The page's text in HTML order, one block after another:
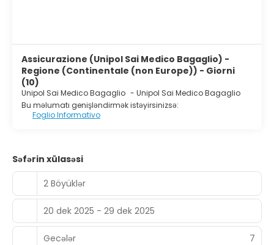
Assicurazione (Unipol Sai Medico Bagaglio) -
Regione (Continentale (non Europe)) - Giorni
(10)
Unipol Sai Medico Bagaglio - Unipol Sai Medico Bagaglio
Bu məlumatı genişləndirmək istəyirsinizsə:
Foglio Informativo
Səfərin xülasəsi
2 Böyüklər
20 dek 2025 - 29 dek 2025
Gecələr 7